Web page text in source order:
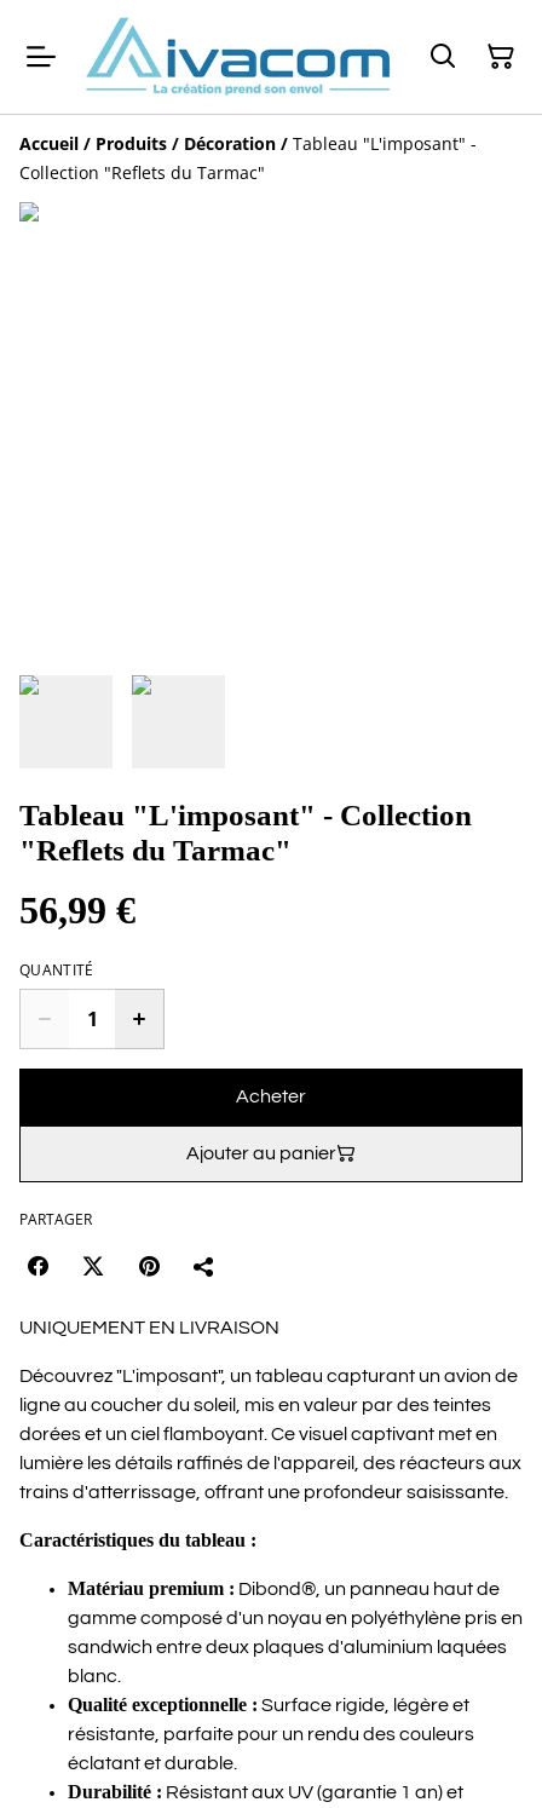
Accueil / Produits / Décoration / Tableau "L'imposant" -
Collection "Reflets du Tarmac"
Tableau "L'imposant" - Collection
"Reflets du Tarmac"
56,99 €
QUANTITÉ
Acheter
Ajouter au panier
PARTAGER
UNIQUEMENT EN LIVRAISON
Découvrez "L'imposant", un tableau capturant un avion de
ligne au coucher du soleil, mis en valeur par des teintes
dorées et un ciel flamboyant. Ce visuel captivant met en
lumière les détails raffinés de l'appareil, des réacteurs aux
trains d'atterrissage, offrant une profondeur saisissante.
Caractéristiques du tableau :
Matériau premium : Dibond®, un panneau haut de
gamme composé d'un noyau en polyéthylène pris en
sandwich entre deux plaques d'aluminium laquées
blanc.
Qualité exceptionnelle : Surface rigide, légère et
résistante, parfaite pour un rendu des couleurs
éclatant et durable.
Durabilité : Résistant aux UV (garantie 1 an) et